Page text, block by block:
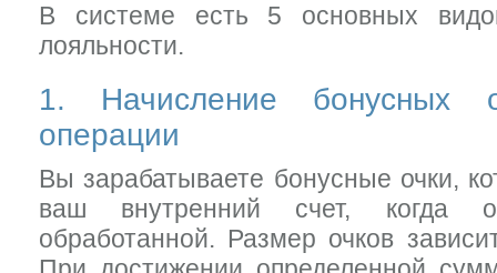
В системе есть 5 основных
лояльности.
1. Начисление бонусных
операции
Вы зарабатываете бонусные очки,
ваш внутренний счет, когда
обработанной. Размер очков